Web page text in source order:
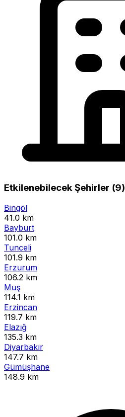
Etkilenebilecek Şehirler (9)
Bingöl
41.0 km
Bayburt
101.0 km
Tunceli
101.9 km
Erzurum
106.2 km
Muş
114.1 km
Erzincan
119.7 km
Elazığ
135.3 km
Diyarbakır
147.7 km
Gümüşhane
148.9 km